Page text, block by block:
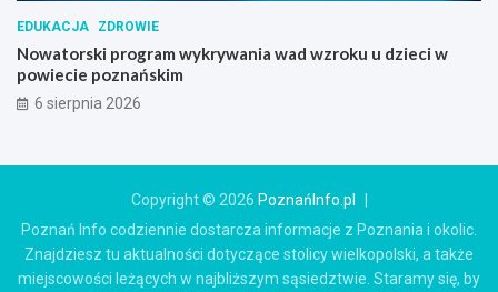
EDUKACJA ZDROWIE
Nowatorski program wykrywania wad wzroku u dzieci w
powiecie poznańskim
6 sierpnia 2026
Copyright © 2026 PoznańInfo.pl
Poznań Info codziennie dostarcza informacje z Poznania i okolic.
Znajdziesz tu aktualności dotyczące stolicy wielkopolski, a także
miejscowości leżących w najbliższym sąsiedztwie. Staramy się, by